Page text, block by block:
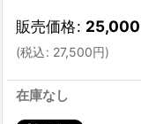
販売価格: 25,000
(税込: 27,500円)
在庫なし